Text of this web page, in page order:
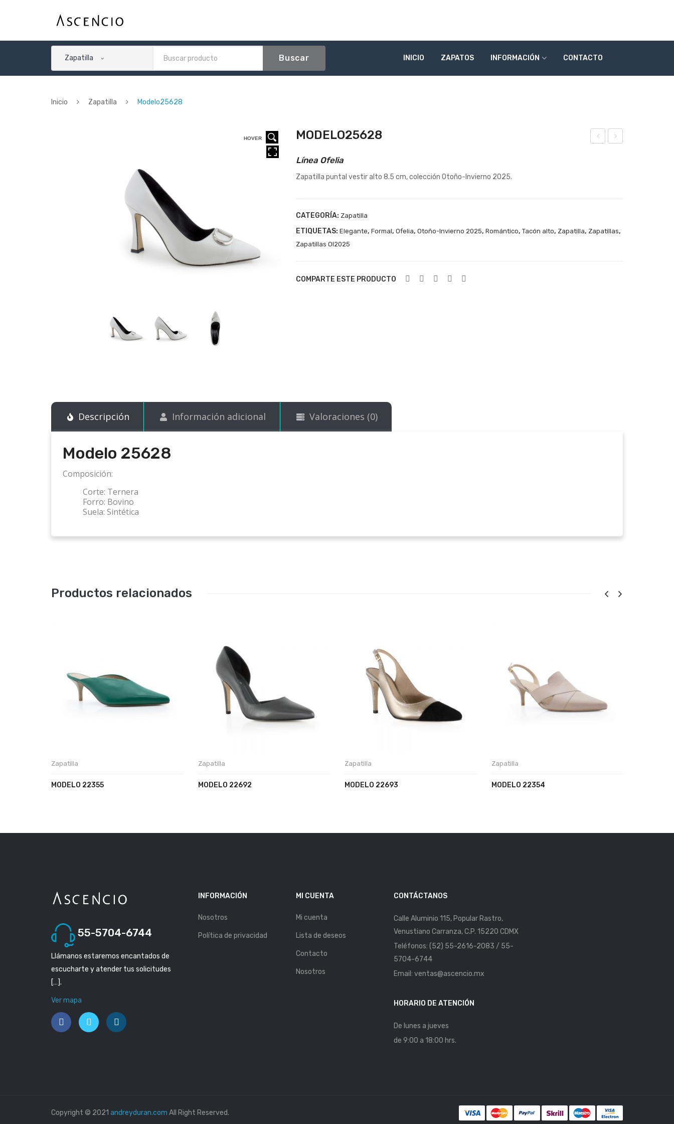
Zapatilla Buscar INICIO ZAPATOS INFORMACIÓN CONTACTO
Inicio Zapatilla Modelo25628
HOVER
HOVER
HOVER MODELO25628
Línea Ofelia
Zapatilla puntal vestir alto 8.5 cm, colección Otoño-Invierno 2025.
CATEGORÍA: Zapatilla
ETIQUETAS: Elegante, Formal, Ofelia, Otoño-Invierno 2025, Romántico, Tacón alto, Zapatilla, Zapatillas,
Zapatillas OI2025
COMPARTE ESTE PRODUCTO
Descripción Información adicional Valoraciones (0)
Modelo 25628
Composición:
Corte: Ternera
Forro: Bovino
Suela: Sintética
Productos relacionados
Zapatilla
MODELO 22355
Zapatilla
MODELO 22692
Zapatilla
MODELO 22693
Zapatilla
MODELO 22354
55-5704-6744
Llámanos estaremos encantados de
escucharte y atender tus solicitudes
[…].
Ver mapa
INFORMACIÓN
Nosotros
Política de privacidad
MI CUENTA
Mi cuenta
Lista de deseos
Contacto
Nosotros
CONTÁCTANOS
Calle Aluminio 115, Popular Rastro,
Venustiano Carranza, C.P. 15220 CDMX
Teléfonos: (52) 55-2616-2083 / 55-
5704-6744
Email: ventas@ascencio.mx
HORARIO DE ATENCIÓN
De lunes a jueves
de 9:00 a 18:00 hrs.
Copyright © 2021 andreyduran.com All Right Reserved.